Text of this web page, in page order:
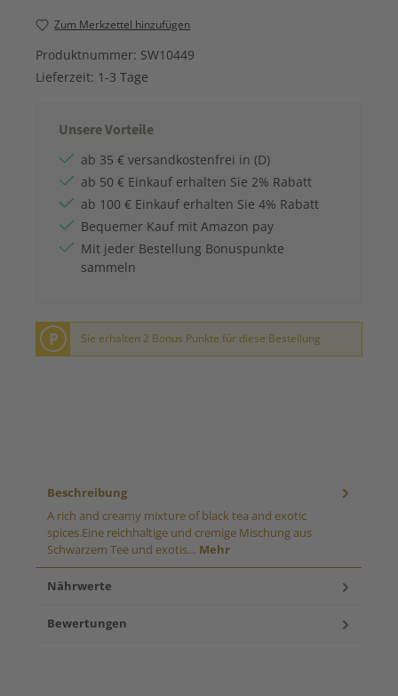
Zum Merkzettel hinzufügen
Produktnummer: SW10449
Lieferzeit: 1-3 Tage
Unsere Vorteile
ab 35 € versandkostenfrei in (D)
ab 50 € Einkauf erhalten Sie 2% Rabatt
ab 100 € Einkauf erhalten Sie 4% Rabatt
Bequemer Kauf mit Amazon pay
Mit jeder Bestellung Bonuspunkte
sammeln
P Sie erhalten 2 Bonus Punkte für diese Bestellung
Beschreibung
A rich and creamy mixture of black tea and exotic
spices.Eine reichhaltige und cremige Mischung aus
Schwarzem Tee und exotis… Mehr
Nährwerte
Bewertungen